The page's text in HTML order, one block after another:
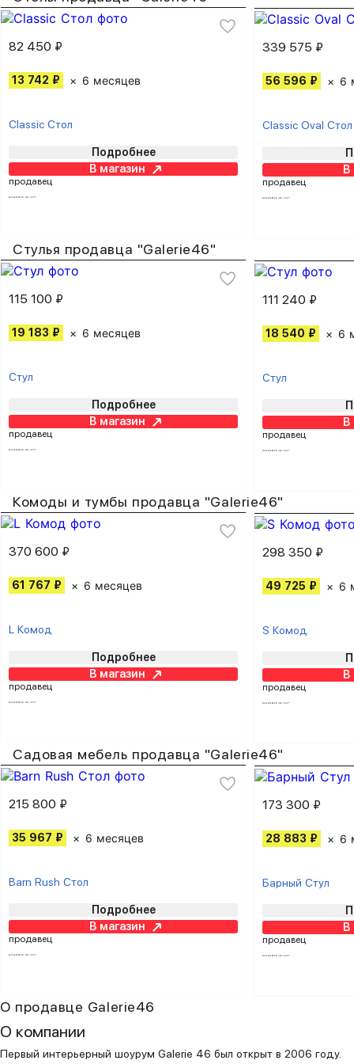
82 450 ₽
13 742 ₽ 6 месяцев
Classic Стол
Подробнее
В магазин
продавец
339 575 ₽
56 596 ₽ 6
Classic Oval Стол
В
продавец
Стулья продавца "Galerie46"
115 100 ₽
19 183 ₽ 6 месяцев
Стул
Подробнее
В магазин
продавец
111 240 ₽
18 540 ₽ 6
Стул
В
продавец
Комоды и тумбы продавца "Galerie46"
370 600 ₽
61 767 ₽ 6 месяцев
L Комод
Подробнее
В магазин
продавец
298 350 ₽
49 725 ₽ 6
S Комод
В
продавец
Садовая мебель продавца "Galerie46"
215 800 ₽
35 967 ₽ 6 месяцев
Barn Rush Стол
Подробнее
В магазин
продавец
173 300 ₽
28 883 ₽ 6
Барный Стул
В
продавец
О продавце Galerie46
О компании
Первый интерьерный шоурум Galerie 46 был открыт в 2006 году.